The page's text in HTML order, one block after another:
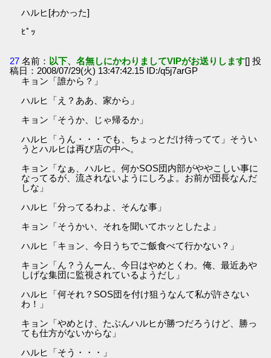
ハルヒ[わかった]
ﾋﾟｯ
27 名前： 以下、名無しにかわりましてVIPがお送りします[] 投
稿日：2008/07/29(火) 13:47:42.15 ID:/q5j7arGP
キョン「誰から？」
ハルヒ「え？ああ、家から」
キョン「そうか、じゃ帰るか」
ハルヒ「うん・・・でも、ちょっとだけ待ってて」そうい
うとハルヒは再び店の中へ。
キョン「なぁ、ハルヒ。何かSOS団内部がややこしい事に
なってるが、流されないようにしろよ。お前が団長なんだ
しな」
ハルヒ「分ってるわよ、そんな事」
キョン「そうかい、それを聞いてホッとしたよ」
ハルヒ「キョン、今日うちでご飯食べて行かない？」
キョン「ん？うんーん、今日はやめとくわ。俺、最近あや
しげな集団に監視されているようだし」
ハルヒ「何それ？SOS団を付け狙うなんて私が許さない
わ！」
キョン「やめとけ、たぶんハルヒが勝つだろうけど、勝っ
ても仕方がないからな」
ハルヒ「そう・・・」